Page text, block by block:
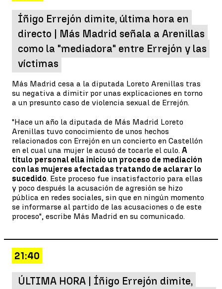
Íñigo Errejón dimite, última hora en
directo | Más Madrid señala a Arenillas
como la "mediadora" entre Errejón y las
víctimas
Más Madrid cesa a la diputada Loreto Arenillas tras
su negativa a dimitir por unas explicaciones en torno
a un presunto caso de violencia sexual de Errejón.
"Hace un año la diputada de Más Madrid Loreto
Arenillas tuvo conocimiento de unos hechos
relacionados con Errejón en un concierto en Castellón
en el cual una mujer le acusó de tocarle el culo. A
título personal ella inicio un proceso de mediación
con las mujeres afectadas tratando de aclarar lo
sucedido. Este proceso fue insatisfactorio para ellas
y poco después la acusación de agresión se hizo
pública en redes sociales, sin que en ningún momento
se informarse al partido de las acusaciones o de este
proceso", escribe Más Madrid en su comunicado.
21:40
ÚLTIMA HORA | Íñigo Errejón dimite,